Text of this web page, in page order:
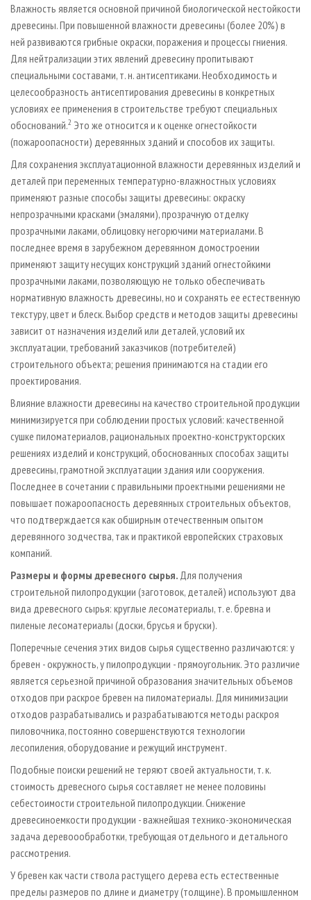
Влажность является основной причиной биологической нестойкости
древесины. При повышенной влажности древесины (более 20%) в
ней развиваются грибные окраски, поражения и процессы гниения.
Для нейтрализации этих явлений древесину пропитывают
специальными составами, т. н. антисептиками. Необходимость и
целесообразность антисептирования древесины в конкретных
условиях ее применения в строительстве требуют специальных
обоснований.2 Это же относится и к оценке огнестойкости
(пожароопасности) деревянных зданий и способов их защиты.
Для сохранения эксплуатационной влажности деревянных изделий и
деталей при переменных температурно-влажностных условиях
применяют разные способы защиты древесины: окраску
непрозрачными красками (эмалями), прозрачную отделку
прозрачными лаками, облицовку негорючими материалами. В
последнее время в зарубежном деревянном домостроении
применяют защиту несущих конструкций зданий огнестойкими
прозрачными лаками, позволяющую не только обеспечивать
нормативную влажность древесины, но и сохранять ее естественную
текстуру, цвет и блеск. Выбор средств и методов защиты древесины
зависит от назначения изделий или деталей, условий их
эксплуатации, требований заказчиков (потребителей)
строительного объекта; решения принимаются на стадии его
проектирования.
Влияние влажности древесины на качество строительной продукции
минимизируется при соблюдении простых условий: качественной
сушке пиломатериалов, рациональных проектно-конструкторских
решениях изделий и конструкций, обоснованных способах защиты
древесины, грамотной эксплуатации здания или сооружения.
Последнее в сочетании с правильными проектными решениями не
повышает пожароопасность деревянных строительных объектов,
что подтверждается как обширным отечественным опытом
деревянного зодчества, так и практикой европейских страховых
компаний.
Размеры и формы древесного сырья. Для получения
строительной пилопродукции (заготовок, деталей) используют два
вида древесного сырья: круглые лесоматериалы, т. е. бревна и
пиленые лесоматериалы (доски, брусья и бруски).
Поперечные сечения этих видов сырья существенно различаются: у
бревен - окружность, у пилопродукции - прямоугольник. Это различие
является серьезной причиной образования значительных объемов
отходов при раскрое бревен на пиломатериалы. Для минимизации
отходов разрабатывались и разрабатываются методы раскроя
пиловочника, постоянно совершенствуются технологии
лесопиления, оборудование и режущий инструмент.
Подобные поиски решений не теряют своей актуальности, т. к.
стоимость древесного сырья составляет не менее половины
себестоимости строительной пилопродукции. Снижение
древесиноемкости продукции - важнейшая технико-экономическая
задача деревоообработки, требующая отдельного и детального
рассмотрения.
У бревен как части ствола растущего дерева есть естественные
пределы размеров по длине и диаметру (толщине). В промышленном